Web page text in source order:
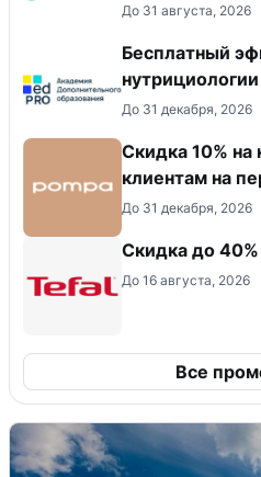
До 31 августа, 2026
Бесплатный
До 31 декабря, 2026
Скидка 10%
клиентам на
До 31 декабря, 2026
Скидка до 40%
До 16 августа, 2026
Все